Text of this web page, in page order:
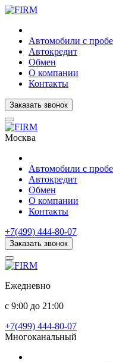
Автомобили с
Автокредит
Обмен
О компании
Контакты
Заказать звонок
Москва
Автомобили с
Автокредит
Обмен
О компании
Контакты
+7(499) 444-80-07
Заказать звонок
Ежедневно
с 9:00 до 21:00
+7(499) 444-80-07
Многоканальный